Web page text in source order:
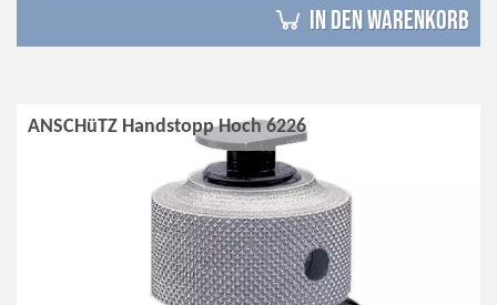
in den Warenkorb
ANSCHüTZ Handstopp Hoch 6226